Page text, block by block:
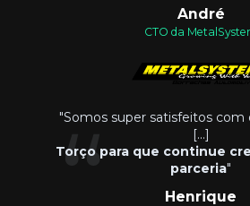
André
CTO da
"Somos super satisfeitos
[...]
Torço para que continue
parceria"
Henrique